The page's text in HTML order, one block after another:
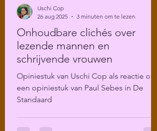
Onhoudbare clichés over
lezende mannen en
schrijvende vrouwen
Opiniestuk van Uschi Cop als reactie op
een opiniestuk van Paul Sebes in De
Standaard
Uschi Cop
26 aug 2025
3 minuten om te lezen